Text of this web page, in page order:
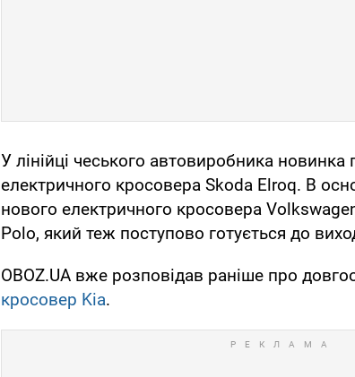
У лінійці чеського автовиробника
електричного кросовера Skoda Elroq. В
нового електричного кросовера
Polo, який теж поступово готується до
OBOZ.UA вже розповідав раніше про
кросовер Kia.